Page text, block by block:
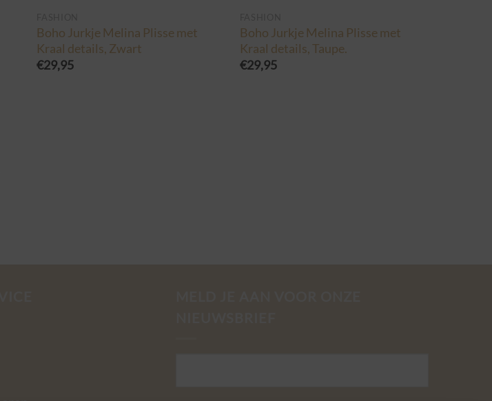
Boho Jurkje Melina Plisse met
Kraal details, Zwart
€29,95
Boho Jurkje Melina Plisse met
Kraal details, Taupe.
€29,95